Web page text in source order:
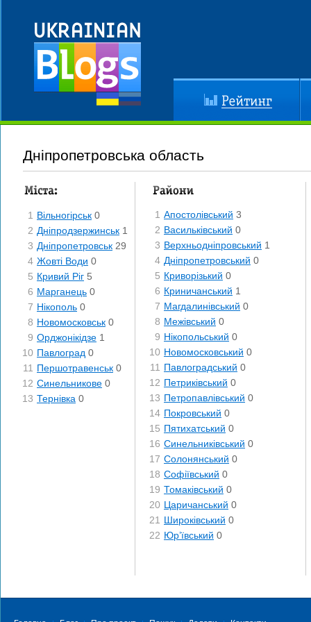
Рейтинг
Дніпропетровська область
Міста
1 Вільногірськ 0
2 Дніпродзержинськ 1
3 Дніпропетровськ 29
4 Жовті Води 0
5 Кривий Ріг 5
6 Марганець 0
7 Нікополь 0
8 Новомосковськ 0
9 Орджонікідзе 1
10 Павлоград 0
11 Першотравенськ 0
12 Синельникове 0
13 Тернівка 0
Райони
1 Апостолівський 3
2 Васильківський 0
3 Верхньодніпровський 1
4 Дніпропетровський 0
5 Криворізький 0
6 Криничанський 1
7 Магдалинівський 0
8 Межівський 0
9 Нікопольський 0
10 Новомосковський 0
11 Павлоградський 0
12 Петриківський 0
13 Петропавлівський 0
14 Покровський 0
15 Пятихатський 0
16 Синельниківський 0
17 Солонянський 0
18 Софіївський 0
19 Томаківський 0
20 Царичанський 0
21 Широківський 0
22 Юр’ївський 0